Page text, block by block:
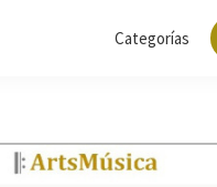
Categorías
Barra